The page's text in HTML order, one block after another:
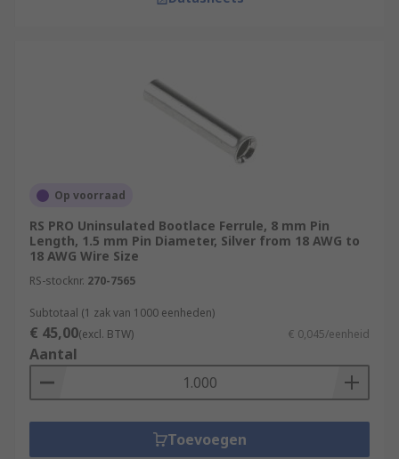
Op voorraad
RS PRO Uninsulated Bootlace Ferrule, 8 mm Pin
Length, 1.5 mm Pin Diameter, Silver from 18 AWG to
18 AWG Wire Size
RS-stocknr. 270-7565
Subtotaal (1 zak van 1000 eenheden)
€ 45,00(excl. BTW) € 0,045/eenheid
Aantal
Toevoegen